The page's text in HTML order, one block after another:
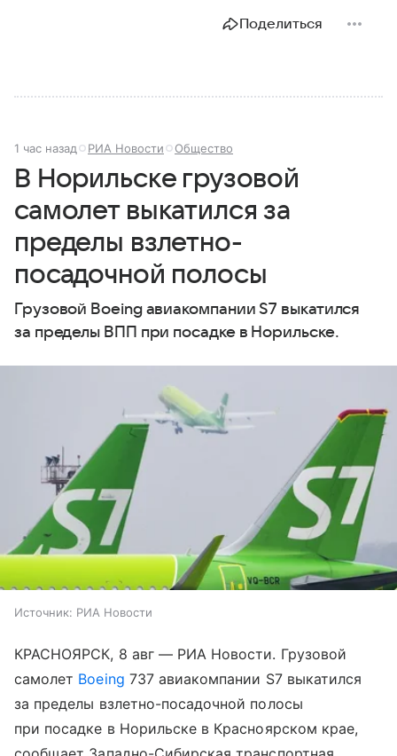
Поделиться
1 час назад РИА Новости Общество
В Норильске грузовой
самолет выкатился за
пределы взлетно-
посадочной полосы
Грузовой Boeing авиакомпании S7 выкатился
за пределы ВПП при посадке в Норильске.
Источник: РИА Новости
КРАСНОЯРСК, 8 авг — РИА Новости. Грузовой
самолет Boeing 737 авиакомпании S7 выкатился
за пределы взлетно-посадочной полосы
при посадке в Норильске в Красноярском крае,